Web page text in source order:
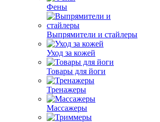
Фены
Выпрямители и стайлеры
Уход за кожей
Товары для йоги
Тренажеры
Массажеры